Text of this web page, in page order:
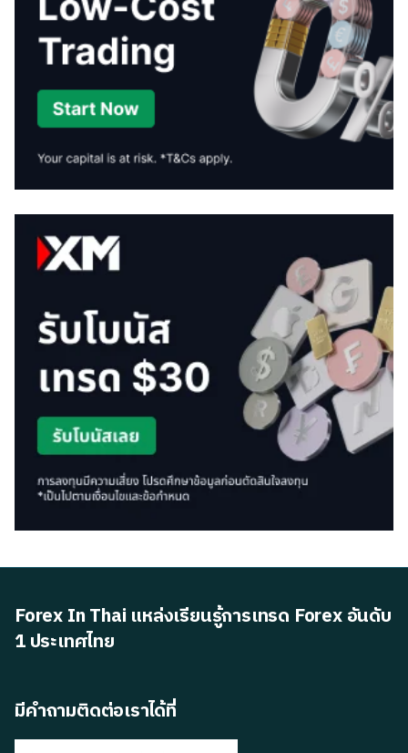
Forex In Thai แหล่งเรียนรู้การเทรด Forex อันดับ
1 ประเทศไทย
มีคำถามติดต่อเราได้ที่